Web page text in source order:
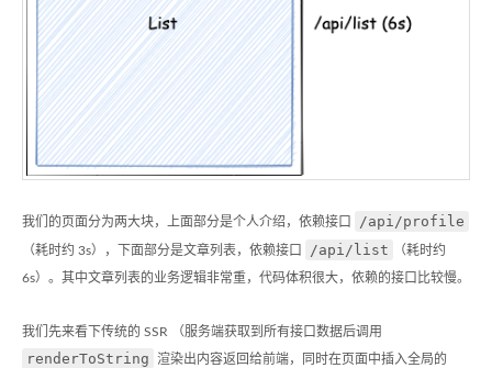
我们的页面分为两大块，上面部分是个人介绍，依赖接口 /api/profile
（耗时约 3s），下面部分是文章列表，依赖接口 /api/list （耗时约
6s）。其中文章列表的业务逻辑非常重，代码体积很大，依赖的接口比较慢。
我们先来看下传统的 SSR （服务端获取到所有接口数据后调用
renderToString 渲染出内容返回给前端，同时在页面中插入全局的